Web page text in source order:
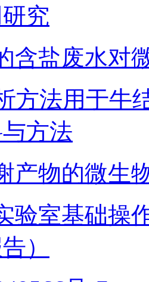
究
含盐废水对
方法用于
方法
产物的微生
验室基础操
）